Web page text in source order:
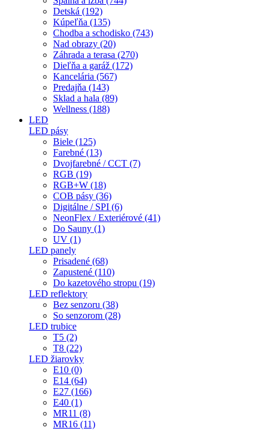
Detská (192)
Kúpeľňa (135)
Chodba a schodisko (743)
Nad obrazy (20)
Záhrada a terasa (270)
Dieľňa a garáž (172)
Kancelária (567)
Predajňa (143)
Sklad a hala (89)
Wellness (188)
LED
LED pásy
Biele (125)
Farebné (13)
Dvojfarebné / CCT (7)
RGB (19)
RGB+W (18)
COB pásy (36)
Digitálne / SPI (6)
NeonFlex / Exteriérové (41)
Do Sauny (1)
UV (1)
LED panely
Prisadené (68)
Zapustené (110)
Do kazetového stropu (19)
LED reflektory
Bez senzoru (38)
So senzorom (28)
LED trubice
T5 (2)
T8 (22)
LED žiarovky
E10 (0)
E14 (64)
E27 (166)
E40 (1)
MR11 (8)
MR16 (11)